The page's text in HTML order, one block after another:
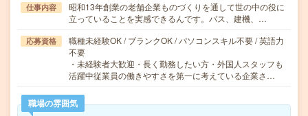
仕事内容
昭和13年創業の老舗企業ものづくりを通して世の中の役に
立っていることを実感できるんです。バス、建機、…
応募資格
職種未経験OK / ブランクOK / パソコンスキル不要 / 英語力
不要
・未経験者大歓迎・長く勤務したい方・外国人スタッフも
活躍中従業員の働きやすさを第一に考えている企業さ…
職場の雰囲気